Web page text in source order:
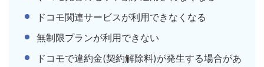
ドコモ関連サービスが利用できなくなる
無制限プランが利用できない
ドコモで違約金(契約解除料)が発生する場合があ